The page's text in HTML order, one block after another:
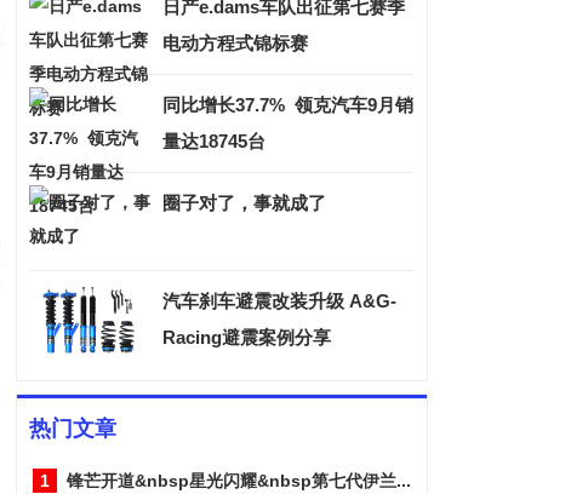
日产e.dams车队出征第七赛季
电动方程式锦标赛
同比增长37.7% 领克汽车9月销
量达18745台
圈子对了，事就成了
汽车刹车避震改装升级 A&G-
Racing避震案例分享
热门文章
1 锋芒开道&nbsp星光闪耀&nbsp第七代伊兰...